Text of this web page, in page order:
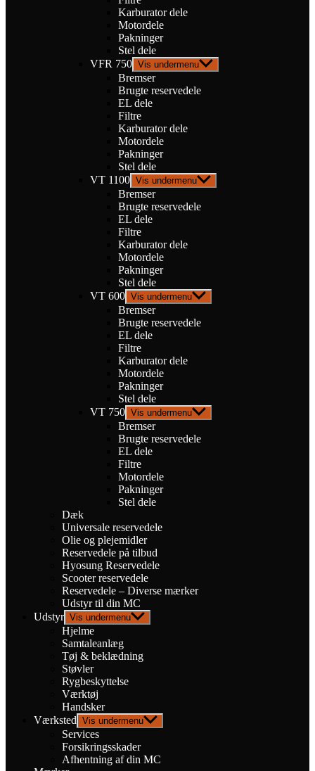
Karburator dele
Motordele
Pakninger
Stel dele
VFR 750 Vis undermenu
Bremser
Brugte reservedele
EL dele
Filtre
Karburator dele
Motordele
Pakninger
Stel dele
VT 1100 Vis undermenu
Bremser
Brugte reservedele
EL dele
Filtre
Karburator dele
Motordele
Pakninger
Stel dele
VT 600 Vis undermenu
Bremser
Brugte reservedele
EL dele
Filtre
Karburator dele
Motordele
Pakninger
Stel dele
VT 750 Vis undermenu
Bremser
Brugte reservedele
EL dele
Filtre
Motordele
Pakninger
Stel dele
Dæk
Universale reservedele
Olie og plejemidler
Reservedele på tilbud
Hyosung Reservedele
Scooter reservedele
Reservedele – Diverse mærker
Udstyr til din MC
Udstyr Vis undermenu
Hjelme
Samtaleanlæg
Tøj & beklædning
Støvler
Rygbeskyttelse
Værktøj
Handsker
Værksted Vis undermenu
Services
Forsikringsskader
Afhentning af din MC